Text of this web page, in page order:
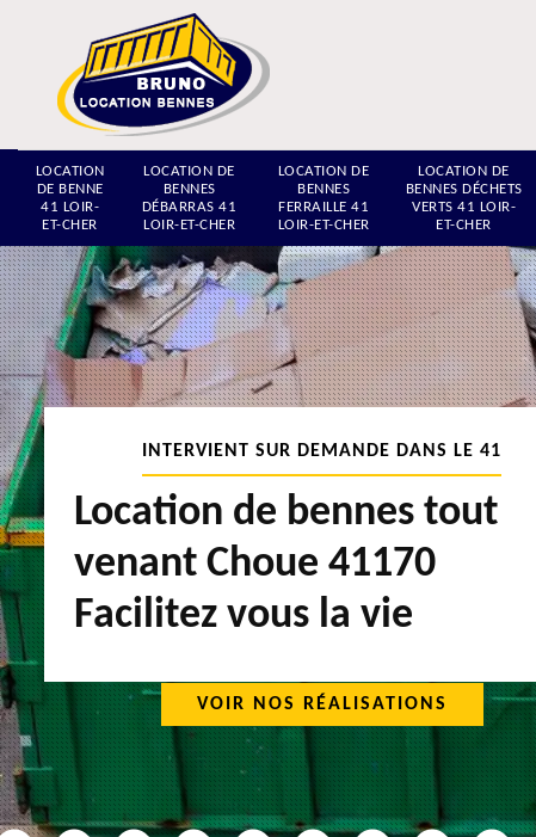
LOCATION
DE BENNE
41 LOIR-
ET-CHER
LOCATION DE
BENNES
DÉBARRAS 41
LOIR-ET-CHER
LOCATION DE
BENNES
FERRAILLE 41
LOIR-ET-CHER
LOCATION DE
BENNES DÉCHETS
VERTS 41 LOIR-
ET-CHER
INTERVIENT SUR DEMANDE DANS LE 41
Location de bennes tout
venant Choue 41170
Facilitez vous la vie
VOIR NOS RÉALISATIONS